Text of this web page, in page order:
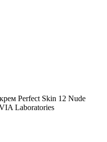
Perfect Skin 12 Nude
Laboratories